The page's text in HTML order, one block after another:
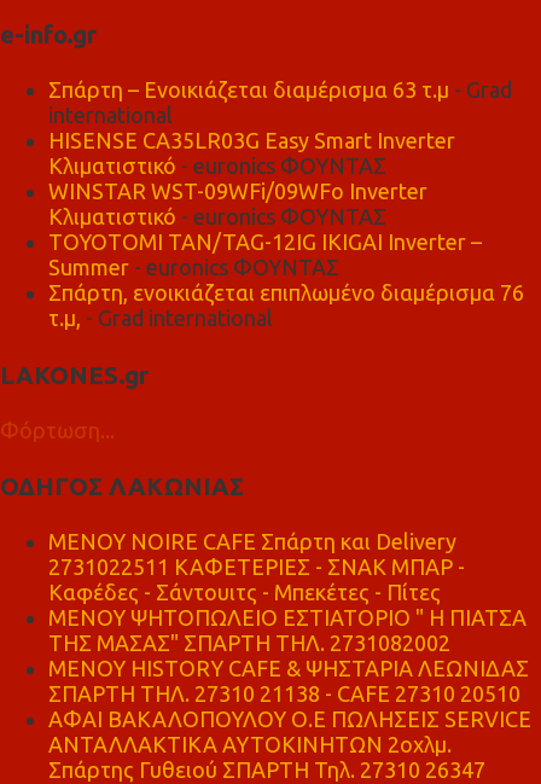
e-info.gr
Σπάρτη – Ενοικιάζεται διαμέρισμα 63 τ.μ - Grad
international
HISENSE CA35LR03G Easy Smart Inverter
Κλιματιστικό - euronics ΦΟΥΝΤΑΣ
WINSTAR WST-09WFi/09WFo Inverter
Κλιματιστικό - euronics ΦΟΥΝΤΑΣ
TOYOTOMI TAN/TAG-12IG IKIGAI Inverter –
Summer - euronics ΦΟΥΝΤΑΣ
Σπάρτη, ενοικιάζεται επιπλωμένο διαμέρισμα 76
τ.μ, - Grad international
LAKONES.gr
Φόρτωση...
ΟΔΗΓΟΣ ΛΑΚΩΝΙΑΣ
MENOY NOIRE CAFE Σπάρτη και Delivery
2731022511 ΚΑΦΕΤΕΡΙΕΣ - ΣΝΑΚ ΜΠΑΡ -
Καφέδες - Σάντουιτς - Μπεκέτες - Πίτες
ΜΕΝΟΥ ΨΗΤΟΠΩΛΕΙΟ ΕΣΤΙΑΤΟΡΙΟ " Η ΠΙΑΤΣΑ
ΤΗΣ ΜΑΣΑΣ" ΣΠΑΡΤΗ ΤΗΛ. 2731082002
ΜΕΝΟΥ HISTORY CAFE & ΨΗΣΤΑΡΙΑ ΛΕΩΝΙΔΑΣ
ΣΠΑΡΤΗ ΤΗΛ. 27310 21138 - CAFE 27310 20510
ΑΦΑΙ ΒΑΚΑΛΟΠΟΥΛΟΥ Ο.Ε ΠΩΛΗΣΕΙΣ SERVICE
ΑΝΤΑΛΛΑΚΤΙΚΑ ΑΥΤΟΚΙΝΗΤΩΝ 2οχλμ.
Σπάρτης Γυθειού ΣΠΑΡΤΗ Τηλ. 27310 26347